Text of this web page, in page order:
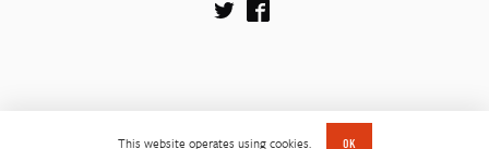
This website operates using cookies. OK